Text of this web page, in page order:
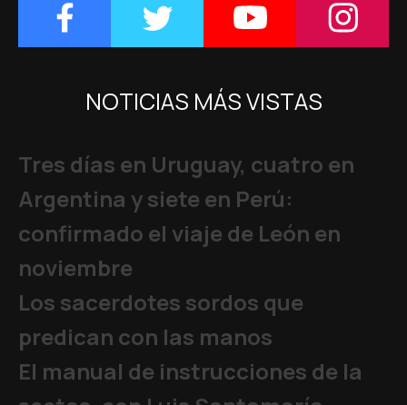
NOTICIAS MÁS VISTAS
Tres días en Uruguay, cuatro en
Argentina y siete en Perú:
confirmado el viaje de León en
noviembre
Los sacerdotes sordos que
predican con las manos
El manual de instrucciones de la